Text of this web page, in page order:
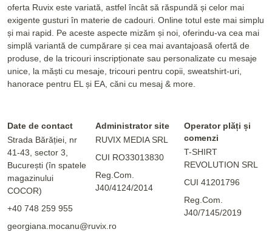
oferta Ruvix este variată, astfel încât să răspundă și celor mai
exigente gusturi în materie de cadouri. Online totul este mai simplu
și mai rapid. Pe aceste aspecte mizăm și noi, oferindu-va cea mai
simplă variantă de cumpărare și cea mai avantajoasă ofertă de
produse, de la tricouri inscripționate sau personalizate cu mesaje
unice, la măști cu mesaje, tricouri pentru copii, sweatshirt-uri,
hanorace pentru EL și EA, căni cu mesaj & more.
Date de contact
Strada Bărăției, nr
41-43, sector 3,
București (în spatele
magazinului
COCOR)
+40 748 259 955
georgiana.mocanu@ruvix.ro
Administrator site
RUVIX MEDIA SRL
CUI RO33013830
Reg.Com.
J40/4124/2014
Operator plăți și
comenzi
T-SHIRT
REVOLUTION SRL
CUI 41201796
Reg.Com.
J40/7145/2019